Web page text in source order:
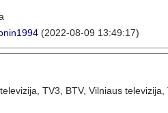
(2022-08-09 13:49:17)
TV3, BTV, Vilniaus